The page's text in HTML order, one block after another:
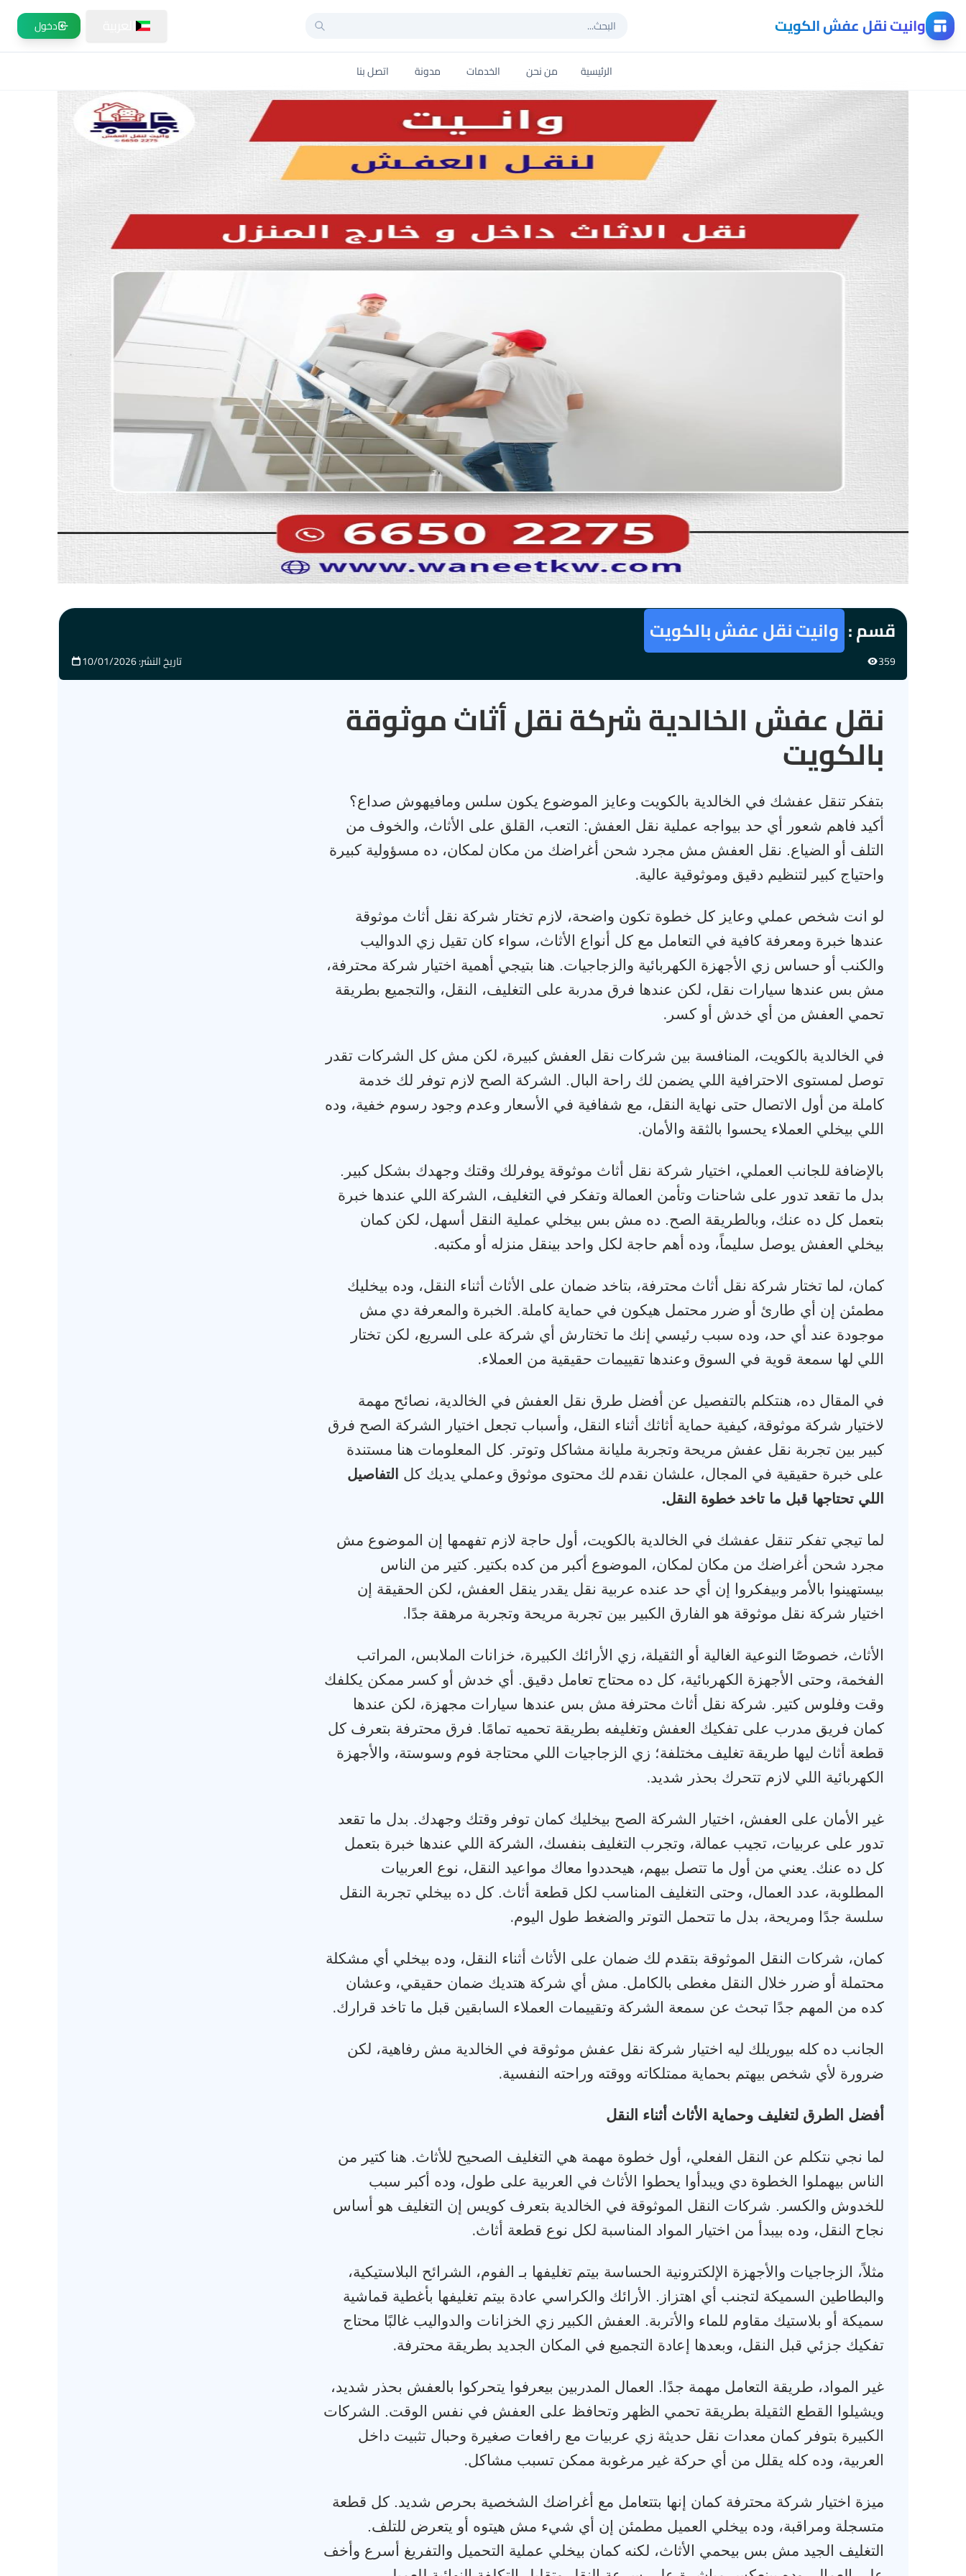
وانيت نقل عفش الكويت دخول
الرئيسية من نحن الخدمات مدونة اتصل بنا
قسم : وانيت نقل عفش بالكويت
359 تاريخ النشر: 10/01/2026
نقل عفش الخالدية شركة نقل أثاث موثوقة
بالكويت
بتفكر تنقل عفشك في الخالدية بالكويت وعايز الموضوع يكون سلس ومافيهوش صداع؟
أكيد فاهم شعور أي حد بيواجه عملية نقل العفش: التعب، القلق على الأثاث، والخوف من
التلف أو الضياع. نقل العفش مش مجرد شحن أغراضك من مكان لمكان، ده مسؤولية كبيرة
واحتياج كبير لتنظيم دقيق وموثوقية عالية.
لو انت شخص عملي وعايز كل خطوة تكون واضحة، لازم تختار شركة نقل أثاث موثوقة
عندها خبرة ومعرفة كافية في التعامل مع كل أنواع الأثاث، سواء كان تقيل زي الدواليب
والكنب أو حساس زي الأجهزة الكهربائية والزجاجيات. هنا بتيجي أهمية اختيار شركة محترفة،
مش بس عندها سيارات نقل، لكن عندها فرق مدربة على التغليف، النقل، والتجميع بطريقة
تحمي العفش من أي خدش أو كسر .
في الخالدية بالكويت، المنافسة بين شركات نقل العفش كبيرة، لكن مش كل الشركات تقدر
توصل لمستوى الاحترافية اللي يضمن لك راحة البال. الشركة الصح لازم توفر لك خدمة
كاملة من أول الاتصال حتى نهاية النقل، مع شفافية في الأسعار وعدم وجود رسوم خفية، وده
اللي بيخلي العملاء يحسوا بالثقة والأمان.
بالإضافة للجانب العملي، اختيار شركة نقل أثاث موثوقة يوفرلك وقتك وجهدك بشكل كبير.
بدل ما تقعد تدور على شاحنات وتأمن العمالة وتفكر في التغليف، الشركة اللي عندها خبرة
بتعمل كل ده عنك، وبالطريقة الصح. ده مش بس بيخلي عملية النقل أسهل، لكن كمان
بيخلي العفش يوصل سليماً، وده أهم حاجة لكل واحد بينقل منزله أو مكتبه.
كمان، لما تختار شركة نقل أثاث محترفة، بتاخد ضمان على الأثاث أثناء النقل، وده بيخليك
مطمئن إن أي طارئ أو ضرر محتمل هيكون في حماية كاملة. الخبرة والمعرفة دي مش
موجودة عند أي حد، وده سبب رئيسي إنك ما تختارش أي شركة على السريع، لكن تختار
اللي لها سمعة قوية في السوق وعندها تقييمات حقيقية من العملاء.
في المقال ده، هنتكلم بالتفصيل عن أفضل طرق نقل العفش في الخالدية، نصائح مهمة
لاختيار شركة موثوقة، كيفية حماية أثاثك أثناء النقل، وأسباب تجعل اختيار الشركة الصح فرق
كبير بين تجربة نقل عفش مريحة وتجربة مليانة مشاكل وتوتر. كل المعلومات هنا مستندة
على خبرة حقيقية في المجال، علشان نقدم لك محتوى موثوق وعملي يديك كل
التفاصيل
اللي تحتاجها قبل ما تاخد خطوة النقل.
لما تيجي تفكر تنقل عفشك في الخالدية بالكويت، أول حاجة لازم تفهمها إن الموضوع مش
مجرد شحن أغراضك من مكان لمكان، الموضوع أكبر من كده بكتير. كتير من الناس
بيستهينوا بالأمر وبيفكروا إن أي حد عنده عربية نقل يقدر ينقل العفش، لكن الحقيقة إن
اختيار شركة نقل موثوقة هو الفارق الكبير بين تجربة مريحة وتجربة مرهقة جدًا .
الأثاث، خصوصًا النوعية الغالية أو الثقيلة، زي الأرائك الكبيرة، خزانات الملابس، المراتب
الفخمة، وحتى الأجهزة الكهربائية، كل ده محتاج تعامل دقيق. أي خدش أو كسر ممكن يكلفك
وقت وفلوس كتير. شركة نقل أثاث محترفة مش بس عندها سيارات مجهزة، لكن عندها
كمان فريق مدرب على تفكيك العفش وتغليفه بطريقة تحميه تمامًا. فرق محترفة بتعرف كل
قطعة أثاث ليها طريقة تغليف مختلفة؛ زي الزجاجيات اللي محتاجة فوم وسوستة، والأجهزة
الكهربائية اللي لازم تتحرك بحذر شديد.
غير الأمان على العفش، اختيار الشركة الصح بيخليك كمان توفر وقتك وجهدك. بدل ما تقعد
تدور على عربيات، تجيب عمالة، وتجرب التغليف بنفسك، الشركة اللي عندها خبرة بتعمل
كل ده عنك. يعني من أول ما تتصل بيهم، هيحددوا معاك مواعيد النقل، نوع العربيات
المطلوبة، عدد العمال، وحتى التغليف المناسب لكل قطعة أثاث. كل ده بيخلي تجربة النقل
سلسة جدًا ومريحة، بدل ما تتحمل التوتر والضغط طول اليوم.
كمان، شركات النقل الموثوقة بتقدم لك ضمان على الأثاث أثناء النقل، وده بيخلي أي مشكلة
محتملة أو ضرر خلال النقل مغطى بالكامل. مش أي شركة هتديك ضمان حقيقي، وعشان
كده من المهم جدًا تبحث عن سمعة الشركة وتقييمات العملاء السابقين قبل ما تاخد قرارك.
الجانب ده كله بيوريلك ليه اختيار شركة نقل عفش موثوقة في الخالدية مش رفاهية، لكن
ضرورة لأي شخص بيهتم بحماية ممتلكاته ووقته وراحته النفسية.
أفضل الطرق لتغليف وحماية الأثاث أثناء النقل
لما نجي نتكلم عن النقل الفعلي، أول خطوة مهمة هي التغليف الصحيح للأثاث. هنا كتير من
الناس بيهملوا الخطوة دي ويبدأوا يحطوا الأثاث في العربية على طول، وده أكبر سبب
للخدوش والكسر. شركات النقل الموثوقة في الخالدية بتعرف كويس إن التغليف هو أساس
نجاح النقل، وده بيبدأ من اختيار المواد المناسبة لكل نوع قطعة أثاث.
مثلاً، الزجاجيات والأجهزة الإلكترونية الحساسة بيتم تغليفها بـ الفوم، الشرائح البلاستيكية،
والبطاطين السميكة لتجنب أي اهتزاز. الأرائك والكراسي عادة بيتم تغليفها بأغطية قماشية
سميكة أو بلاستيك مقاوم للماء والأتربة. العفش الكبير زي الخزانات والدواليب غالبًا محتاج
تفكيك جزئي قبل النقل، وبعدها إعادة التجميع في المكان الجديد بطريقة محترفة.
غير المواد، طريقة التعامل مهمة جدًا. العمال المدربين بيعرفوا يتحركوا بالعفش بحذر شديد،
ويشيلوا القطع الثقيلة بطريقة تحمي الظهر وتحافظ على العفش في نفس الوقت. الشركات
الكبيرة بتوفر كمان معدات نقل حديثة زي عربيات مع رافعات صغيرة وحبال تثبيت داخل
العربية، وده كله يقلل من أي حركة غير مرغوبة ممكن تسبب مشاكل.
ميزة اختيار شركة محترفة كمان إنها بتتعامل مع أغراضك الشخصية بحرص شديد. كل قطعة
متسجلة ومراقبة، وده بيخلي العميل مطمئن إن أي شيء مش هيتوه أو يتعرض للتلف.
التغليف الجيد مش بس بيحمي الأثاث، لكنه كمان بيخلي عملية التحميل والتفريغ أسرع وأخف